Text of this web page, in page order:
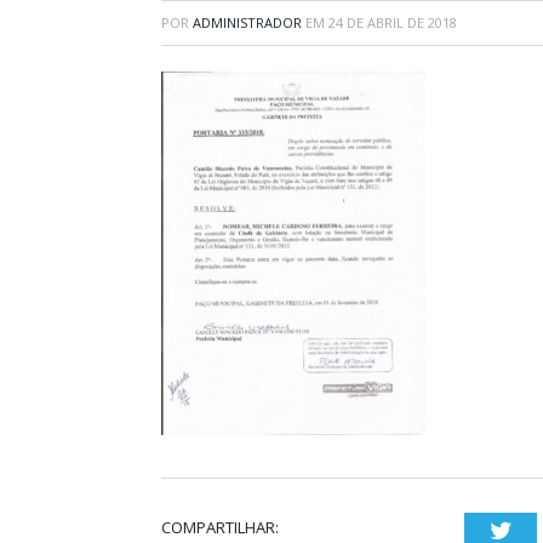
POR ADMINISTRADOR EM 24 DE ABRIL DE 2018
COMPARTILHAR: